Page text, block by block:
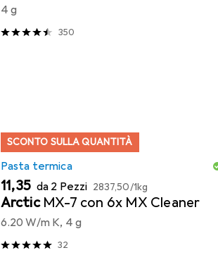
4 g
350
SCONTO SULLA QUANTITÀ
Pasta termica
EUR
11,35 da 2 Pezzi EUR
2837,50/1kg
Arctic MX-7 con 6x MX Cleaner
6.20 W/m K, 4 g
32